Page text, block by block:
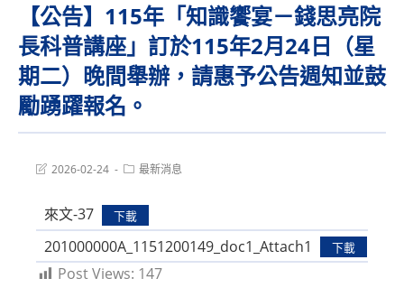
【公告】115年「知識饗宴－錢思亮院
長科普講座」訂於115年2月24日（星
期二）晚間舉辦，請惠予公告週知並鼓
勵踴躍報名。
Post2026-02-24
Post最新消息
來文-37 下載
201000000A_1151200149_doc1_Attach1 下載
Post Views: 147